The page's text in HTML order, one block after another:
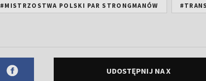
#MISTRZOSTWA POLSKI PAR STRONGMANÓW
UDOSTĘPNIJ NA X